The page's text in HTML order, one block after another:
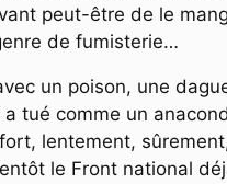
peut-être de le
de fumisterie…
un poison, une
tué comme un
lentement, sûrement,
le Front national